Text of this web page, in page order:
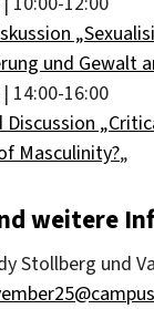
und Gewalt
14:00-16:00
Masculinity?„
weitere
Stollberg und